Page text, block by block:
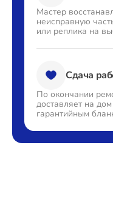
Мастер
неисправную
или реплика на
Сдача
По окончании
доставляет на дом
гарантийным